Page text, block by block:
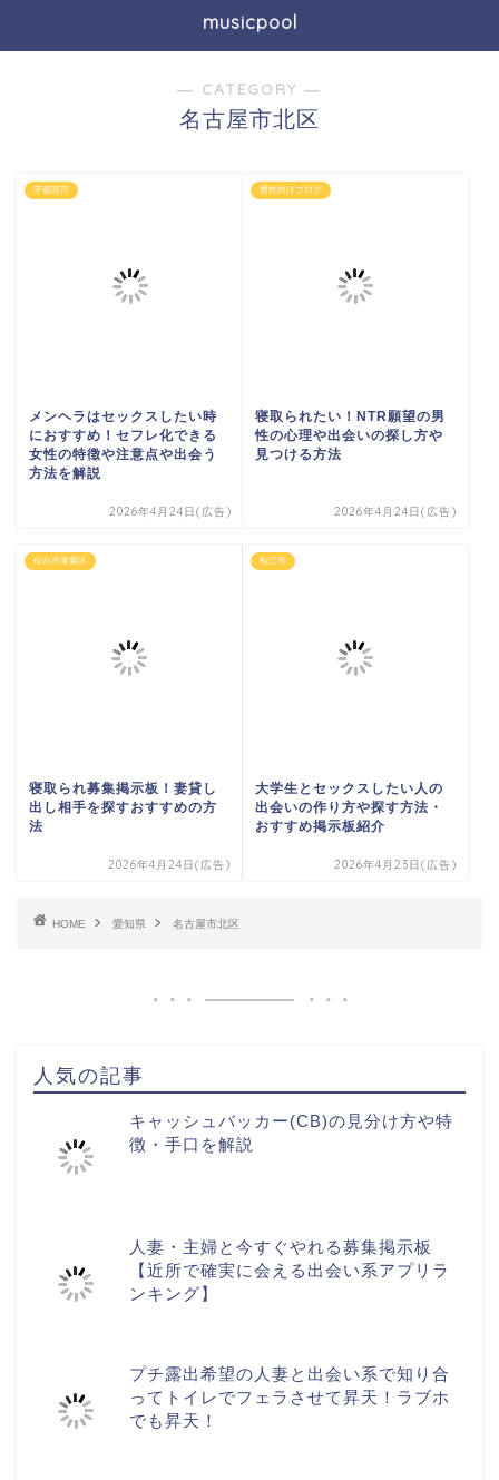
musicpool
― CATEGORY ―
名古屋市北区
宇都宮市
メンヘラはセックスしたい時
におすすめ！セフレ化できる
女性の特徴や注意点や出会う
方法を解説
2026年4月24日(広告)
男性向けブログ
寝取られたい！NTR願望の男
性の心理や出会いの探し方や
見つける方法
2026年4月24日(広告)
仙台市青葉区
寝取られ募集掲示板！妻貸し
出し相手を探すおすすめの方
法
2026年4月24日(広告)
松江市
大学生とセックスしたい人の
出会いの作り方や探す方法・
おすすめ掲示板紹介
2026年4月23日(広告)
HOME 愛知県 名古屋市北区
人気の記事
キャッシュバッカー(CB)の見分け方や特
徴・手口を解説
人妻・主婦と今すぐやれる募集掲示板
【近所で確実に会える出会い系アプリラ
ンキング】
プチ露出希望の人妻と出会い系で知り合
ってトイレでフェラさせて昇天！ラブホ
でも昇天！